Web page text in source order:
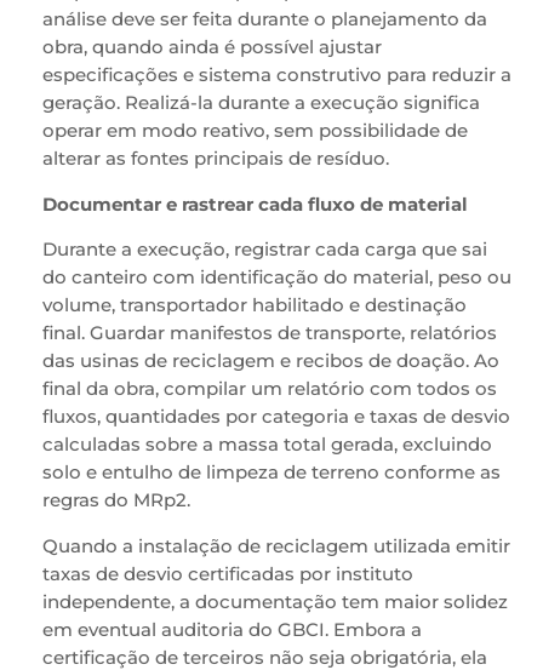
análise deve ser feita durante o planejamento da
obra, quando ainda é possível ajustar
especificações e sistema construtivo para reduzir a
geração. Realizá-la durante a execução significa
operar em modo reativo, sem possibilidade de
alterar as fontes principais de resíduo.
Documentar e rastrear cada fluxo de material
Durante a execução, registrar cada carga que sai
do canteiro com identificação do material, peso ou
volume, transportador habilitado e destinação
final. Guardar manifestos de transporte, relatórios
das usinas de reciclagem e recibos de doação. Ao
final da obra, compilar um relatório com todos os
fluxos, quantidades por categoria e taxas de desvio
calculadas sobre a massa total gerada, excluindo
solo e entulho de limpeza de terreno conforme as
regras do MRp2.
Quando a instalação de reciclagem utilizada emitir
taxas de desvio certificadas por instituto
independente, a documentação tem maior solidez
em eventual auditoria do GBCI. Embora a
certificação de terceiros não seja obrigatória, ela